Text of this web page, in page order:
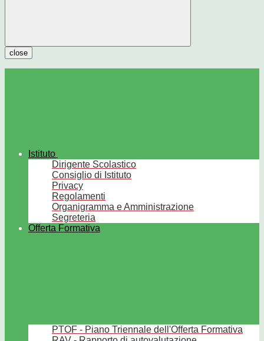
close
Istituto
Dirigente Scolastico
Consiglio di Istituto
Privacy
Regolamenti
Organigramma e Amministrazione
Segreteria
Offerta Formativa
PTOF - Piano Triennale dell'Offerta Formativa